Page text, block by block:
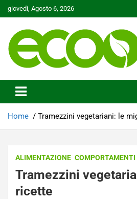
Skip
to
giovedì, Agosto 6, 2026
Ecoo.it
Home Tramezzini vegetariani: le
ALIMENTAZIONE COMPORTAMENTI
Tramezzini
ricette